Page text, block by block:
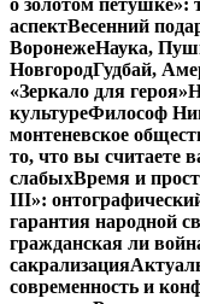
о золотом петушке»:
аспектВесенний
ВоронежеНаука,
НовгородГудбай,
«Зеркало для героя»
культуреФилософ
монтеневское
то, что вы считаете
слабыхВремя и
III»:
гарантия народной
гражданская ли
сакрализация
современность и